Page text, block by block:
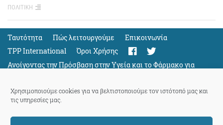
Χρησιμοποιούμε cookies για να βελτιστοποιούμε τον ιστότοπό μας και
τις υπηρεσίες μας.
ΠΟΛΙΤΙΚΗ
Ταυτότητα Πώς λειτουργούμε
Eπικοινωνία
TPP International
Όροι Χρήσης
Ανοίγοντας την Πρόσβαση στην Υγεία και το Φάρμακο για
Όλους
Support